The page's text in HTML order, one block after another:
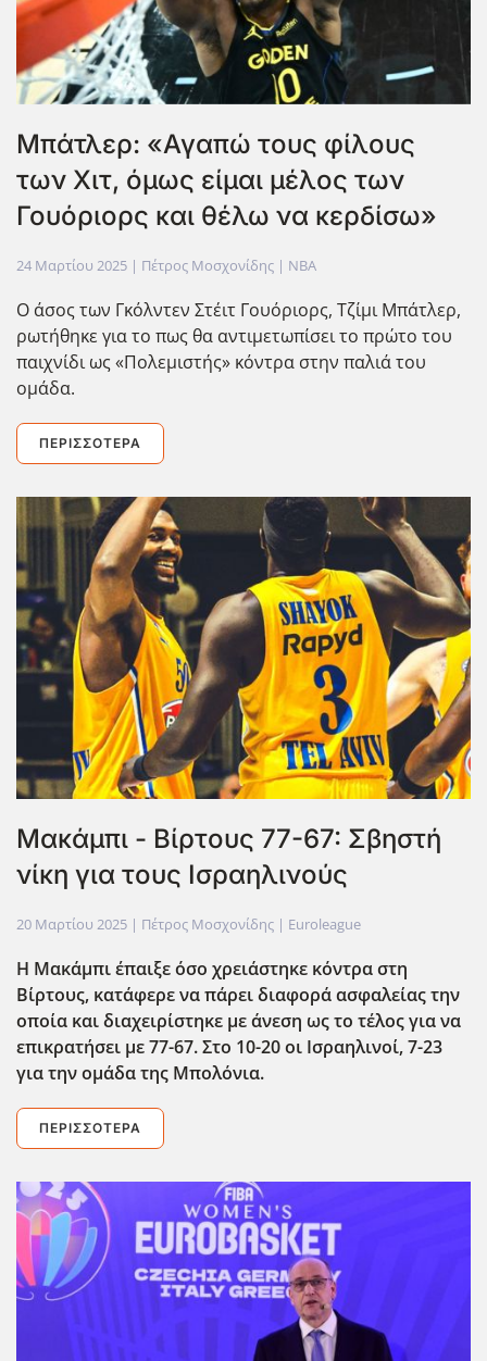
Μπάτλερ: «Αγαπώ τους φίλους
των Χιτ, όμως είμαι μέλος των
Γουόριορς και θέλω να κερδίσω»
24 Μαρτίου 2025 | Πέτρος Μοσχονίδης | NBA
Ο άσος των Γκόλντεν Στέιτ Γουόριορς, Τζίμι Μπάτλερ,
ρωτήθηκε για το πως θα αντιμετωπίσει το πρώτο του
παιχνίδι ως «Πολεμιστής» κόντρα στην παλιά του
ομάδα.
ΠΕΡΙΣΣΌΤΕΡΑ
Μακάμπι - Βίρτους 77-67: Σβηστή
νίκη για τους Ισραηλινούς
20 Μαρτίου 2025 | Πέτρος Μοσχονίδης | Euroleague
Η Μακάμπι έπαιξε όσο χρειάστηκε κόντρα στη
Βίρτους, κατάφερε να πάρει διαφορά ασφαλείας την
οποία και διαχειρίστηκε με άνεση ως το τέλος για να
επικρατήσει με 77-67. Στο 10-20 οι Ισραηλινοί, 7-23
για την ομάδα της Μπολόνια.
ΠΕΡΙΣΣΌΤΕΡΑ